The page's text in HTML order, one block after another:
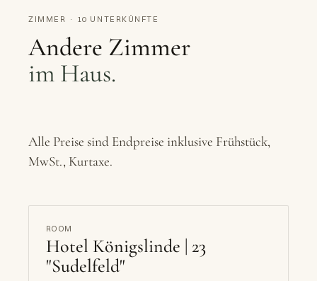
ZIMMER · 10 UNTERKÜNFTE
Andere Zimmer
im Haus.
Alle Preise sind Endpreise inklusive Frühstück,
MwSt., Kurtaxe.
ROOM
Hotel Königslinde | 23
"Sudelfeld"